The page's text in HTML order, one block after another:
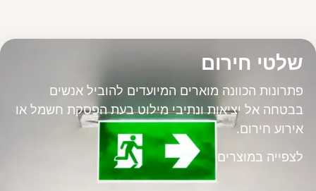
שלטי חירום
פתרונות הכוונה מוארים המיועדים להוביל אנשים
בבטחה אל יציאות ונתיבי מילוט בעת הפסקת חשמל או
אירוע חירום.
לצפייה במוצרים